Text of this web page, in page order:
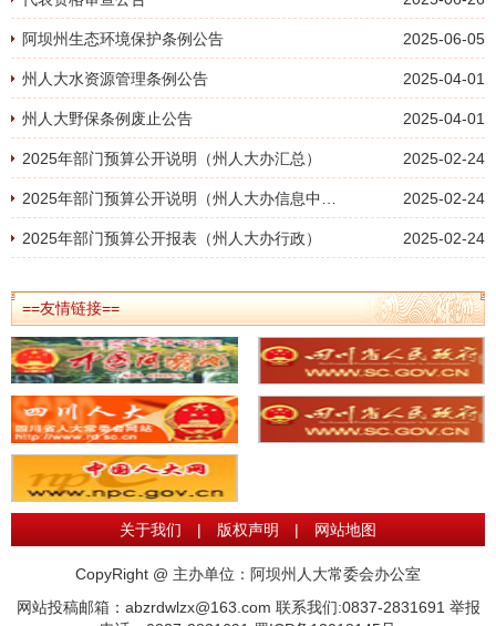
阿坝州生态环境保护条例公告 2025-06-05
州人大水资源管理条例公告 2025-04-01
州人大野保条例废止公告 2025-04-01
2025年部门预算公开说明（州人大办汇总） 2025-02-24
2025-02-24
2025年部门预算公开报表（州人大办行政） 2025-02-24
==友情链接==
关于我们 | 版权声明 | 网站地图
CopyRight @ 主办单位：阿坝州人大常委会办公室
网站投稿邮箱：abzrdwlzx@163.com 联系我们:0837-2831691 举报